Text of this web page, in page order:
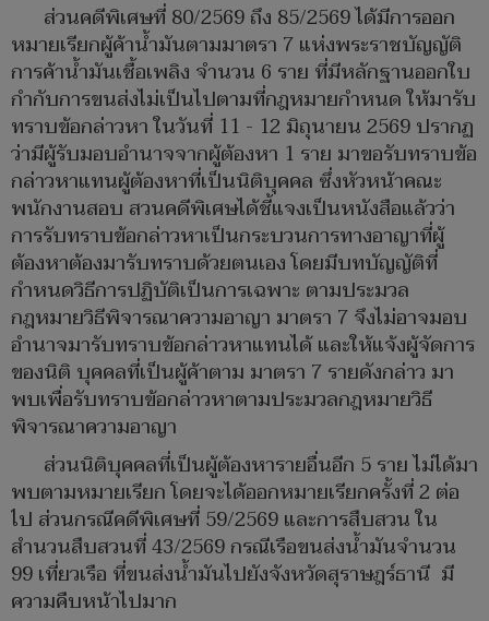
ส่วนคดีพิเศษที่ 80/2569 ถึง 85/2569 ได้มีการออก
หมายเรียกผู้ค้าน้ำมันตามมาตรา 7 แห่งพระราชบัญญัติ
การค้าน้ำมันเชื้อเพลิง จำนวน 6 ราย ที่มีหลักฐานออกใบ
กำกับการขนส่งไม่เป็นไปตามที่กฎหมายกำหนด ให้มารับ
ทราบข้อกล่าวหา ในวันที่ 11 - 12 มิถุนายน 2569 ปรากฏ
ว่ามีผู้รับมอบอำนาจจากผู้ต้องหา 1 ราย มาขอรับทราบข้อ
กล่าวหาแทนผู้ต้องหาที่เป็นนิติบุคคล ซึ่งหัวหน้าคณะ
พนักงานสอบ สวนคดีพิเศษได้ชี้แจงเป็นหนังสือแล้วว่า
การรับทราบข้อกล่าวหาเป็นกระบวนการทางอาญาที่ผู้
ต้องหาต้องมารับทราบด้วยตนเอง โดยมีบทบัญญัติที่
กำหนดวิธีการปฏิบัติเป็นการเฉพาะ ตามประมวล
กฎหมายวิธีพิจารณาความอาญา มาตรา 7 จึงไม่อาจมอบ
อำนาจมารับทราบข้อกล่าวหาแทนได้ และให้แจ้งผู้จัดการ
ของนิติ บุคคลที่เป็นผู้ค้าตาม มาตรา 7 รายดังกล่าว มา
พบเพื่อรับทราบข้อกล่าวหาตามประมวลกฎหมายวิธี
พิจารณาความอาญา
ส่วนนิติบุคคลที่เป็นผู้ต้องหารายอื่นอีก 5 ราย ไม่ได้มา
พบตามหมายเรียก โดยจะได้ออกหมายเรียกครั้งที่ 2 ต่อ
ไป ส่วนกรณีคดีพิเศษที่ 59/2569 และการสืบสวน ใน
สำนวนสืบสวนที่ 43/2569 กรณีเรือขนส่งน้ำมันจำนวน
99 เที่ยวเรือ ที่ขนส่งน้ำมันไปยังจังหวัดสุราษฎร์ธานี มี
ความคืบหน้าไปมาก